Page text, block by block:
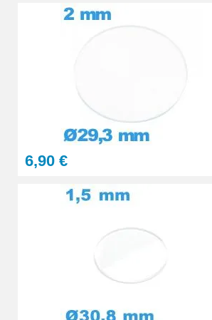
STOCK
29,90 €
Presse Boitier
60,90 €
Pince pour Changer
6,90 €